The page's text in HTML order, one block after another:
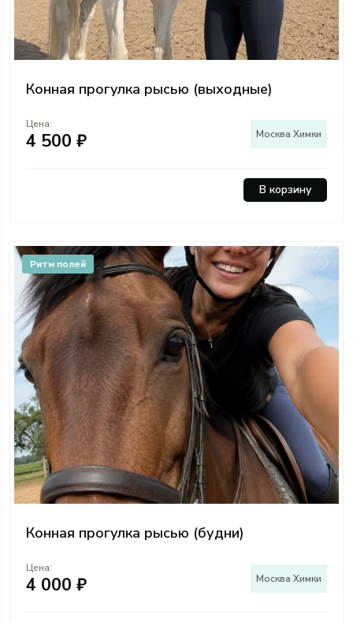
Конная прогулка рысью (выходные)
Цена:
4 500 ₽ Москва Химки
В корзину
Ритм полей
Конная прогулка рысью (будни)
Цена:
4 000 ₽ Москва Химки